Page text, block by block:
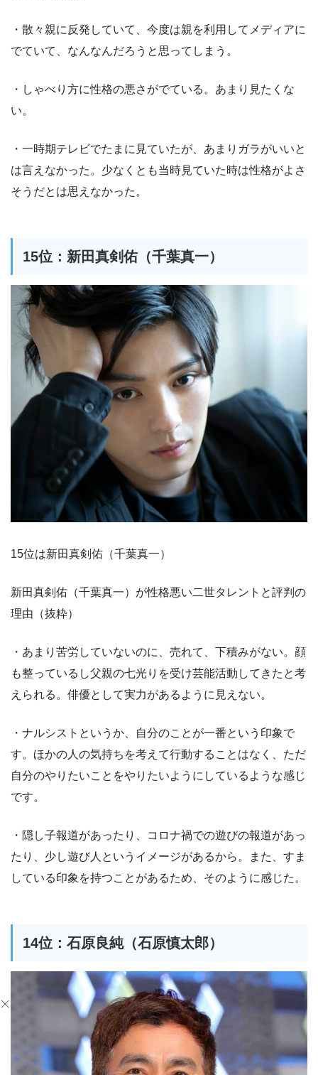
・散々親に反発していて、今度は親を利用してメディアに
でていて、なんなんだろうと思ってしまう。
・しゃべり方に性格の悪さがでている。あまり見たくな
い。
・一時期テレビでたまに見ていたが、あまりガラがいいと
は言えなかった。少なくとも当時見ていた時は性格がよさ
そうだとは思えなかった。
15位：新田真剣佑（千葉真一）
15位は新田真剣佑（千葉真一）
新田真剣佑（千葉真一）が性格悪い二世タレントと評判の
理由（抜粋）
・あまり苦労していないのに、売れて、下積みがない。顔
も整っているし父親の七光りを受け芸能活動してきたと考
えられる。俳優として実力があるように見えない。
・ナルシストというか、自分のことが一番という印象で
す。ほかの人の気持ちを考えて行動することはなく、ただ
自分のやりたいことをやりたいようにしているような感じ
です。
・隠し子報道があったり、コロナ禍での遊びの報道があっ
たり、少し遊び人というイメージがあるから。また、すま
している印象を持つことがあるため、そのように感じた。
14位：石原良純（石原慎太郎）